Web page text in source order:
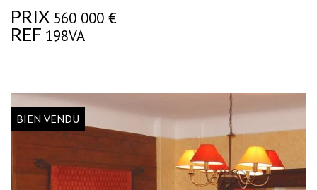
PRIX 560 000 €
REF 198VA
BIEN VENDU